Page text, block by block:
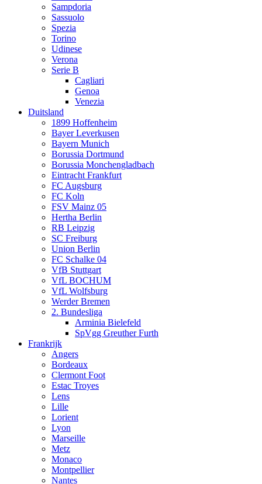
Sampdoria
Sassuolo
Spezia
Torino
Udinese
Verona
Serie B
Cagliari
Genoa
Venezia
Duitsland
1899 Hoffenheim
Bayer Leverkusen
Bayern Munich
Borussia Dortmund
Borussia Monchengladbach
Eintracht Frankfurt
FC Augsburg
FC Koln
FSV Mainz 05
Hertha Berlin
RB Leipzig
SC Freiburg
Union Berlin
FC Schalke 04
VfB Stuttgart
VfL BOCHUM
VfL Wolfsburg
Werder Bremen
2. Bundesliga
Arminia Bielefeld
SpVgg Greuther Furth
Frankrijk
Angers
Bordeaux
Clermont Foot
Estac Troyes
Lens
Lille
Lorient
Lyon
Marseille
Metz
Monaco
Montpellier
Nantes